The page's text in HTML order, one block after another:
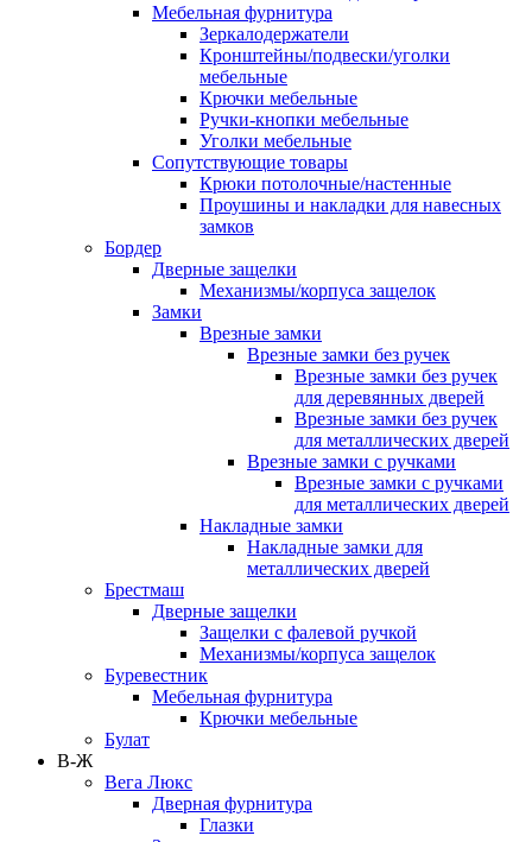
Мебельная фурнитура
Зеркалодержатели
Кронштейны/подвески/уголки
мебельные
Крючки мебельные
Ручки-кнопки мебельные
Уголки мебельные
Сопутствующие товары
Крюки потолочные/настенные
Проушины и накладки для навесных
замков
Бордер
Дверные защелки
Механизмы/корпуса защелок
Замки
Врезные замки
Врезные замки без ручек
Врезные замки без ручек
для деревянных дверей
Врезные замки без ручек
для металлических дверей
Врезные замки с ручками
Врезные замки с ручками
для металлических дверей
Накладные замки
Накладные замки для
металлических дверей
Брестмаш
Дверные защелки
Защелки с фалевой ручкой
Механизмы/корпуса защелок
Буревестник
Мебельная фурнитура
Крючки мебельные
Булат
В-Ж
Вега Люкс
Дверная фурнитура
Глазки